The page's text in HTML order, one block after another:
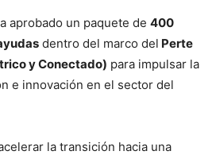
aprobado un paquete de 400
dentro del marco del Perte
y Conectado) para impulsar la
e innovación en el sector del
la transición hacia una